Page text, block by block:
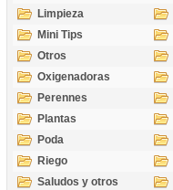
Limpieza
Mini Tips
Otros
Oxigenadoras
Perennes
Plantas
Poda
Riego
Saludos y otros